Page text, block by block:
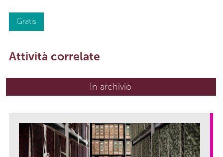
Gratis
Attività correlate
In archivio